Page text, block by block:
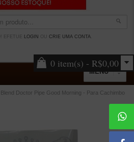
EFETUE LOGIN CRIE UMA CONTA.
0 item(s) - R$0,00
MENU
Blend Doctor Pipe Good Morning - Para Cachimbo